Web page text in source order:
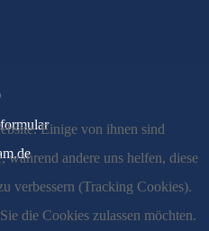
Einige von ihnen sind
während andere uns helfen, diese
verbessern (Tracking Cookies).
die Cookies zulassen möchten.